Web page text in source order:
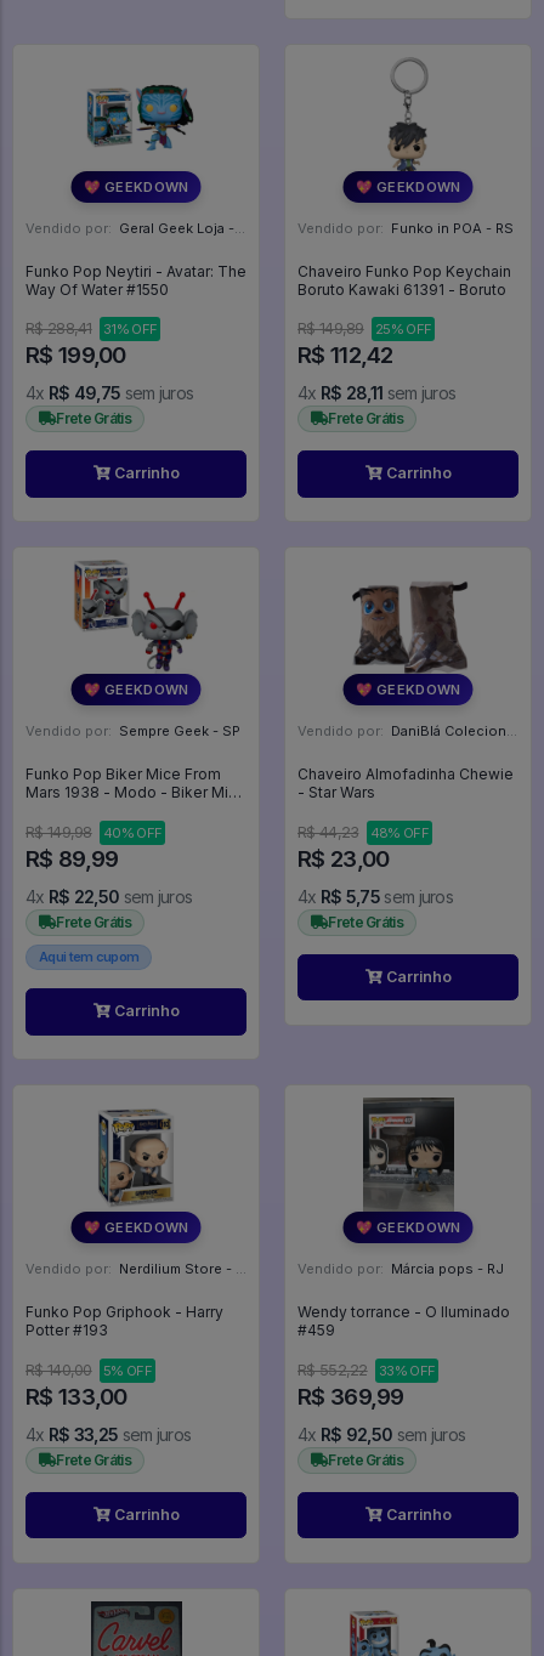
💖 GEEKDOWN
Vendido por: Geral Geek Loja - SP
Funko Pop Neytiri - Avatar: The
Way Of Water #1550
R$ 288,41 31% OFF
R$ 199,00
4x R$ 49,75 sem juros
Frete Grátis
Carrinho
💖 GEEKDOWN
Vendido por: Funko in POA - RS
Chaveiro Funko Pop Keychain
Boruto Kawaki 61391 - Boruto
R$ 149,89 25% OFF
R$ 112,42
4x R$ 28,11 sem juros
Frete Grátis
Carrinho
💖 GEEKDOWN
Vendido por: Sempre Geek - SP
Funko Pop Biker Mice From
Mars 1938 - Modo - Biker Mice
R$ 149,98
40% OFF
R$ 89,99
4x R$ 22,50 sem juros
Frete Grátis
Aqui tem cupom
Carrinho
💖 GEEKDOWN
Vendido por: DaniBlá Colecionáveis - SP
Chaveiro Almofadinha Chewie
- Star Wars
R$ 44,23 48% OFF
R$ 23,00
4x R$ 5,75 sem juros
Frete Grátis
Carrinho
💖 GEEKDOWN
Vendido por: Nerdilium Store - SP
Funko Pop Griphook - Harry
Potter #193
R$ 140,00 5% OFF
R$ 133,00
4x R$ 33,25 sem juros
Frete Grátis
Carrinho
💖 GEEKDOWN
Vendido por: Márcia pops - RJ
Wendy torrance - O Iluminado
#459
R$ 552,22 33% OFF
R$ 369,99
4x R$ 92,50 sem juros
Frete Grátis
Carrinho